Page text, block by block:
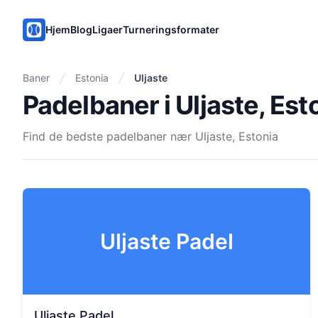
PadelMix
HjemBlogLigaerTurneringsformater
Baner Estonia Uljaste
Padelbaner i Uljaste,
Find de bedste padelbaner nær Uljaste, Estonia
Uljaste Padel